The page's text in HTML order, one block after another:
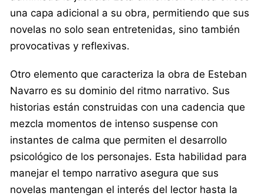
una capa adicional a su obra, permitiendo que sus
novelas no solo sean entretenidas, sino también
provocativas y reflexivas.
Otro elemento que caracteriza la obra de Esteban
Navarro es su dominio del ritmo narrativo. Sus
historias están construidas con una cadencia que
mezcla momentos de intenso suspense con
instantes de calma que permiten el desarrollo
psicológico de los personajes. Esta habilidad para
manejar el tempo narrativo asegura que sus
novelas mantengan el interés del lector hasta la